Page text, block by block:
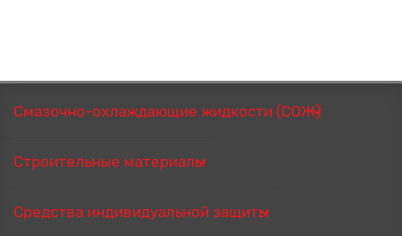
Смазочно-охлаждающие жидкости (СОЖ)
Строительные материалы
Средства индивидуальной защиты